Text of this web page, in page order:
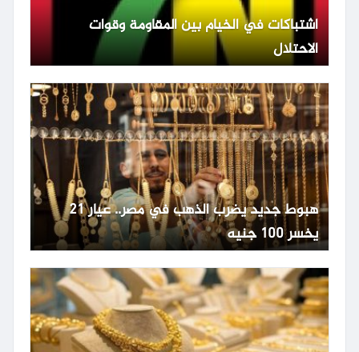
اشتباكات في الخيام بين المقاومة وقوات
الاحتلال
هبوط جديد يضرب الذهب في مصر.. عيار 21
يخسر 100 جنيه